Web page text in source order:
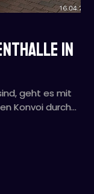
in
geht es mit
Konvoi durch…